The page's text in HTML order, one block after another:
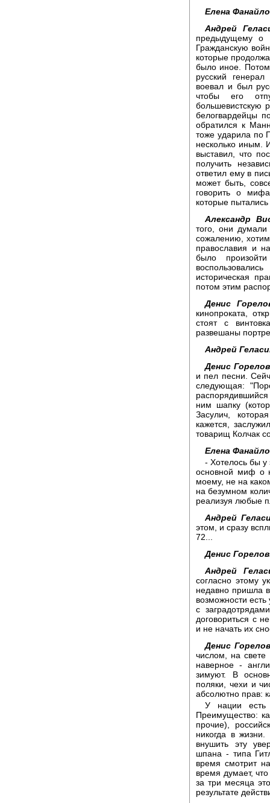
Елена
Андрей
предыдущему о
Гражданскую
которые
было иное.
русский
воевал и был
чтобы его
большевистскую
белогвардейцы
обратился к
тоже ударила по
несколько иным.
выставил, что
получить
ответил ему в
может быть,
говорить о
которые
Александр
того, они
сожалению,
православия и
было
историческая
потом этим
Денис
кинопроката,
стоят с
развешаны
Андрей
Денис
и пел песни.
следующая:
ним шапку
Засулич,
кажется,
товарищ Колчак
Елена
- Хотелось бы у
основной миф о
моему, не на
на безумном
реализуя любые
Андрей
этом, и сразу
72...
Денис
Андрей
согласно этому
недавно пришла
возможности
с
договориться с
и не начать их
Денис
числом, на
наверное -
зимуют. В
поляки, чехи и
абсолютно прав:
У нации есть
Преимущество:
прочие),
никогда в
внушить эту
шпана - типа
время смотрит
время думает,
за три месяца
результате